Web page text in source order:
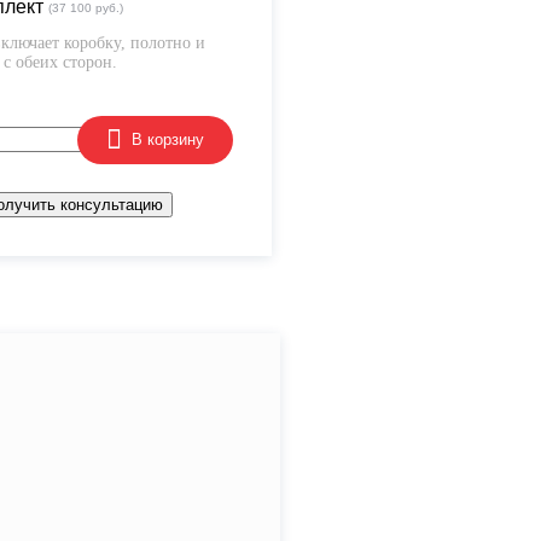
(37 100 руб.)
коробку, полотно и
обеих сторон.
В корзину
консультацию